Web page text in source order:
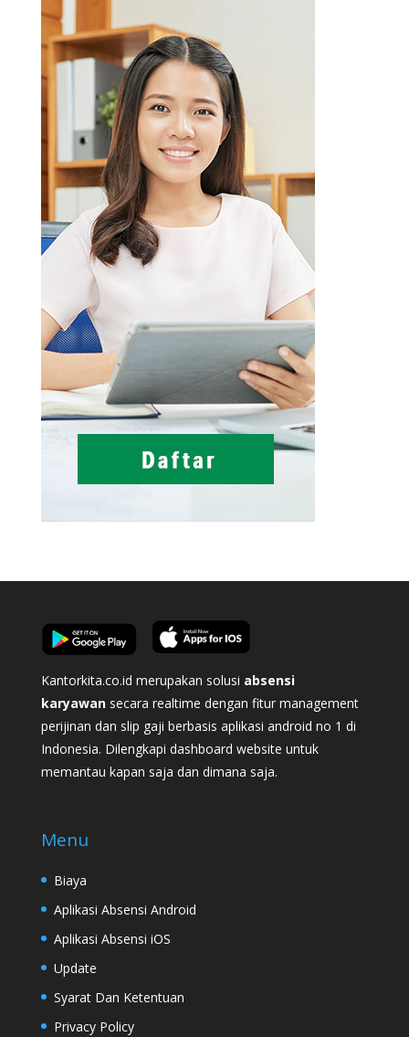
Kantorkita.co.id merupakan solusi absensi
karyawan secara realtime dengan fitur management
perijinan dan slip gaji berbasis aplikasi android no 1 di
Indonesia. Dilengkapi dashboard website untuk
memantau kapan saja dan dimana saja.
Menu
Biaya
Aplikasi Absensi Android
Aplikasi Absensi iOS
Update
Syarat Dan Ketentuan
Privacy Policy